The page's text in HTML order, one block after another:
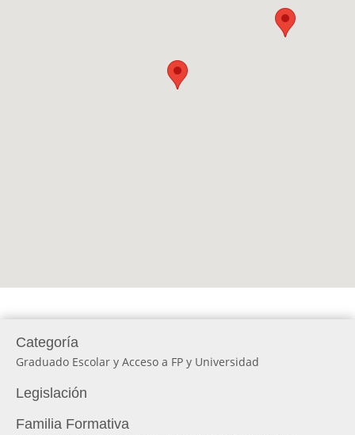
Categoría
Graduado Escolar y Acceso a FP y Universidad
Legislación
Familia Formativa